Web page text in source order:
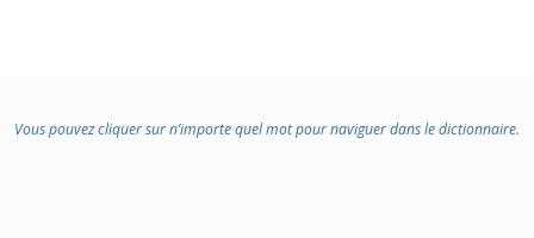
Vous pouvez cliquer sur n’importe quel mot pour naviguer dans le dictionnaire.